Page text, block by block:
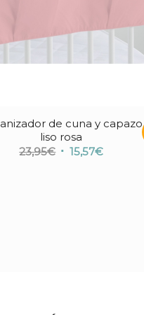
de cuna y capazo
liso rosa
23,95€ El 15,57€El